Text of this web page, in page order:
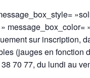
message_box_color=
sur inscription,
(jauges en fonction
70 77, du lundi au